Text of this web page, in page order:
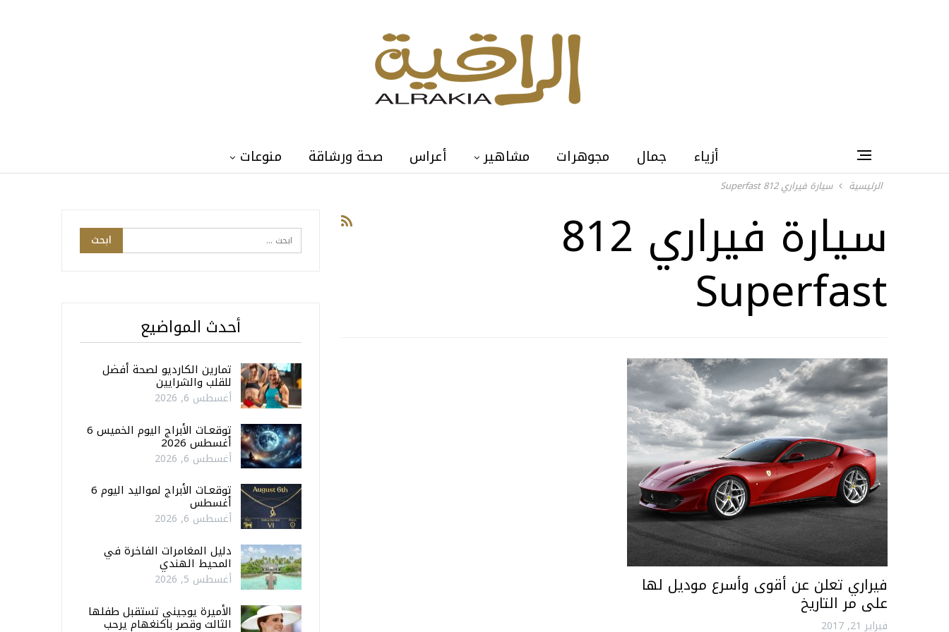
أزياء جمال مجوهرات مشاهير أعراس صحة ورشاقة منوعات
الرئيسية سيارة فيراري 812 Superfast
سيارة فيراري 812
Superfast
فيراري تعلن عن أقوى وأسرع موديل لها
على مر التاريخ
فبراير 21, 2017
أحدث المواضيع
تمارين الكارديو لصحة أفضل
للقلب والشرايين
أغسطس 6, 2026
توقعـات الأبراج اليوم الخميس 6
أغسطس 2026
أغسطس 6, 2026
توقعـات الأبراج لمواليد اليوم 6
أغسطس
أغسطس 6, 2026
دليل المغامرات الفاخرة في
المحيط الهندي
أغسطس 5, 2026
الأميرة يوجيني تستقبل طفلها
الثالث وقصر باكنغهام يرحب